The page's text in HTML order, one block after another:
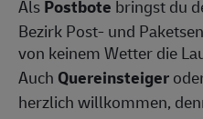
AlsPostbote bringst du
Bezirk Post- und
von keinem Wetter die
Auch Quereinsteiger
herzlich willkommen,